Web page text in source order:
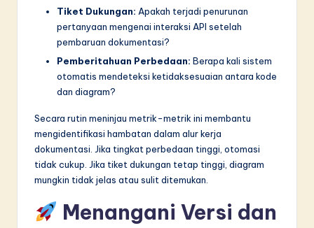
Tiket Dukungan: Apakah terjadi penurunan
pertanyaan mengenai interaksi API setelah
pembaruan dokumentasi?
Pemberitahuan Perbedaan: Berapa kali sistem
otomatis mendeteksi ketidaksesuaian antara kode
dan diagram?
Secara rutin meninjau metrik-metrik ini membantu
mengidentifikasi hambatan dalam alur kerja
dokumentasi. Jika tingkat perbedaan tinggi, otomasi
tidak cukup. Jika tiket dukungan tetap tinggi, diagram
mungkin tidak jelas atau sulit ditemukan.
Menangani Versi dan